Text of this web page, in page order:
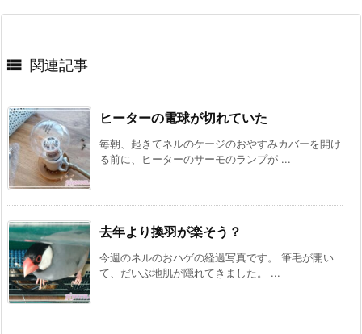
 関連記事
ヒーターの電球が切れていた
毎朝、起きてネルのケージのおやすみカバーを開け
る前に、ヒーターのサーモのランプが ...
去年より換羽が楽そう？
今週のネルのおハゲの経過写真です。 筆毛が開い
て、だいぶ地肌が隠れてきました。 ...